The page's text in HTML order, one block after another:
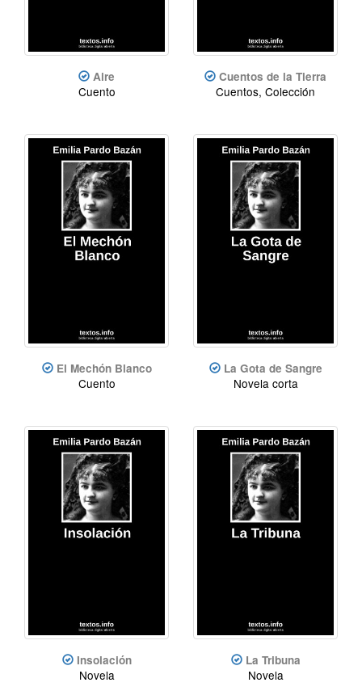
Aire
Cuento
Cuentos de la Tierra
Cuentos, Colección
El Mechón Blanco
Cuento
La Gota de Sangre
Novela corta
Insolación
Novela
La Tribuna
Novela